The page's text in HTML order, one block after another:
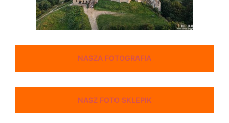
NASZA FOTOGRAFIA
NASZ FOTO SKLEPIK